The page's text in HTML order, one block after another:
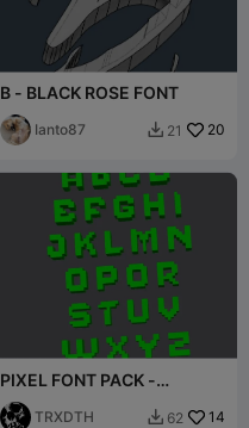
B - BLACK ROSE FONT
Ianto87  21 20
PIXEL FONT PACK -
ALPHABET
TRXDTH  62 14